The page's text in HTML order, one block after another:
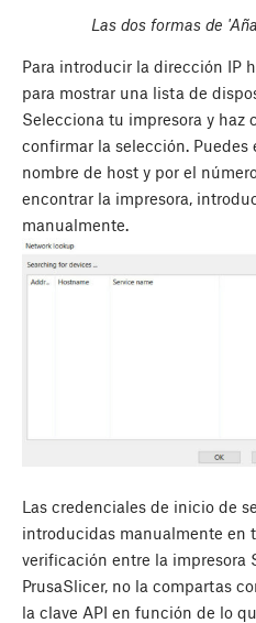
Las dos formas de
Para introducir la dirección IP
para mostrar una lista de
Selecciona tu impresora y haz
confirmar la selección.
nombre de host y por el
encontrar la impresora,
manualmente.
Las credenciales de inicio de
introducidas manualmente en
verificación entre la impresora
PrusaSlicer, no la compartas
la clave API en función de lo